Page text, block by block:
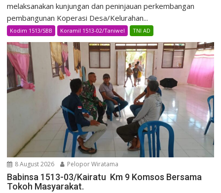
melaksanakan kunjungan dan peninjauan perkembangan
pembangunan Koperasi Desa/Kelurahan...
Kodim 1513/SBB Koramil 1513-02/Taniwel TNI AD
8 August 2026 Pelopor Wiratama
Babinsa 1513-03/Kairatu Km 9 Komsos Bersama
Tokoh Masyarakat.